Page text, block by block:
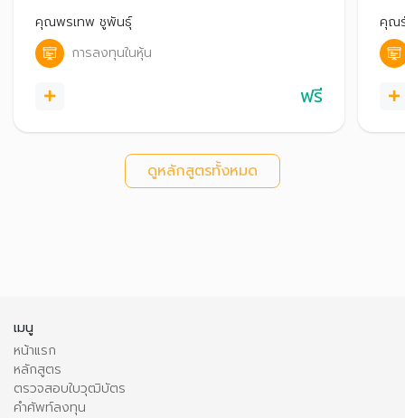
คุณพรเทพ ชูพันธุ์
การลงทุนในหุ้น
ฟรี
คุณ
ดูหลักสูตรทั้งหมด
เมนู
หน้าแรก
หลักสูตร
ตรวจสอบใบวุฒิบัตร
คำศัพท์ลงทุน